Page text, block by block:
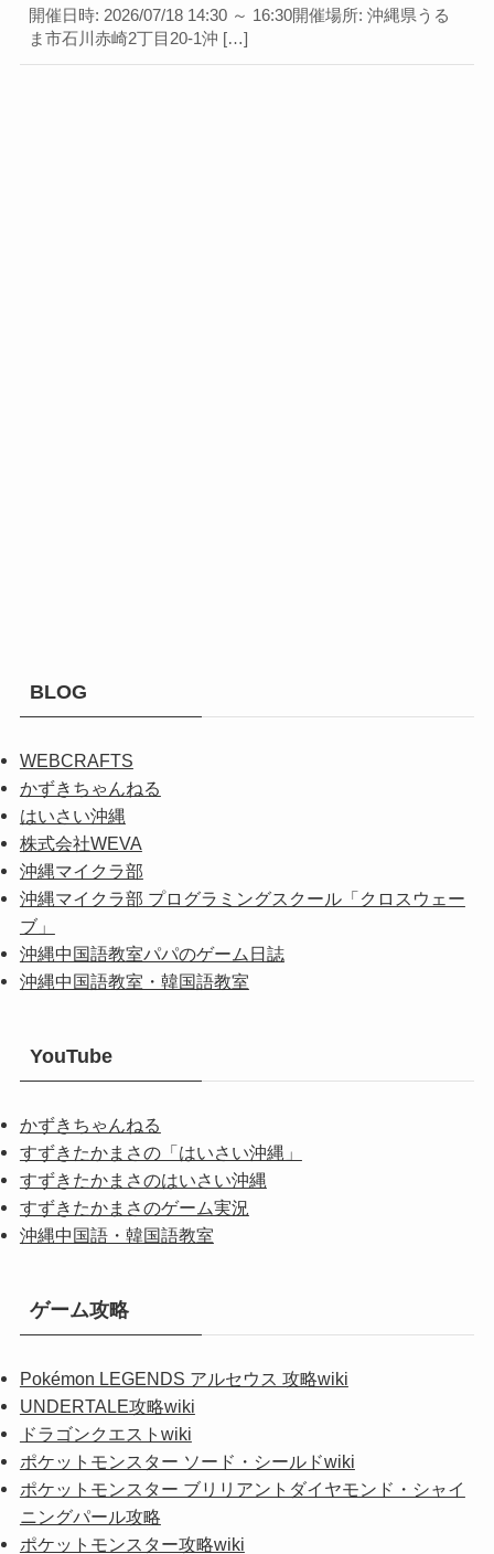
開催日時: 2026/07/18 14:30 ～ 16:30開催場所: 沖縄県うる
ま市石川赤崎2丁目20-1沖 […]
BLOG
WEBCRAFTS
かずきちゃんねる
はいさい沖縄
株式会社WEVA
沖縄マイクラ部
沖縄マイクラ部 プログラミングスクール「クロスウェー
ブ」
沖縄中国語教室パパのゲーム日誌
沖縄中国語教室・韓国語教室
YouTube
かずきちゃんねる
すずきたかまさの「はいさい沖縄」
すずきたかまさのはいさい沖縄
すずきたかまさのゲーム実況
沖縄中国語・韓国語教室
ゲーム攻略
Pokémon LEGENDS アルセウス 攻略wiki
UNDERTALE攻略wiki
ドラゴンクエストwiki
ポケットモンスター ソード・シールドwiki
ポケットモンスター ブリリアントダイヤモンド・シャイ
ニングパール攻略
ポケットモンスター攻略wiki